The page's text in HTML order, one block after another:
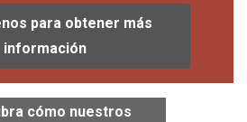
para obtener más
información
cómo nuestros